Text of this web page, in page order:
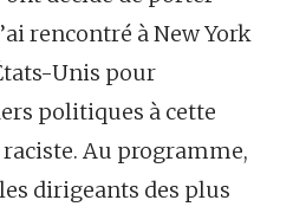
rencontré à New York
Unis pour
politiques à cette
Au programme,
dirigeants des plus